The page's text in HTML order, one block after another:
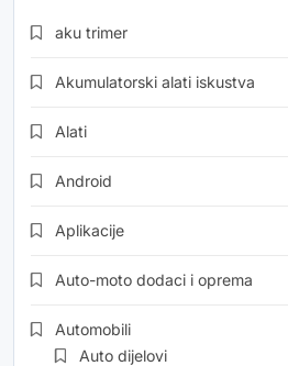
aku trimer
Akumulatorski alati iskustva
Alati
Android
Aplikacije
Auto-moto dodaci i oprema
Automobili
Auto dijelovi